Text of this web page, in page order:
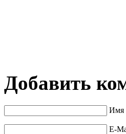
Добавить
Имя
E-